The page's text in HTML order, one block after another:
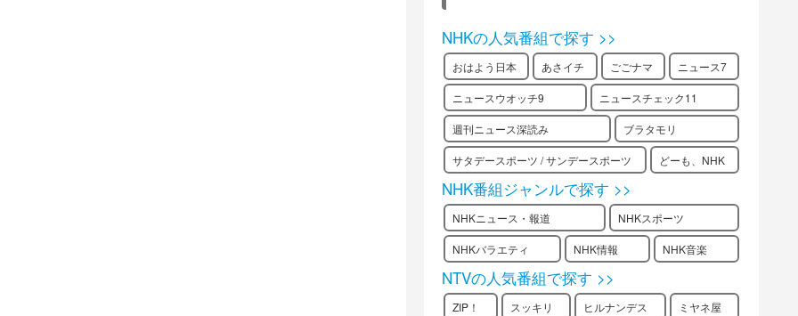
NHKの人気番組で探す >>
おはよう日本 あさイチ ごごナマ ニュース7
ニュースウオッチ9 ニュースチェック11
週刊ニュース深読み ブラタモリ
サタデースポーツ / サンデースポーツ どーも、NHK
NHK番組ジャンルで探す >>
NHKニュース・報道 NHKスポーツ
NHKバラエティ NHK情報 NHK音楽
NTVの人気番組で探す >>
ZIP！ スッキリ ヒルナンデス ミヤネ屋